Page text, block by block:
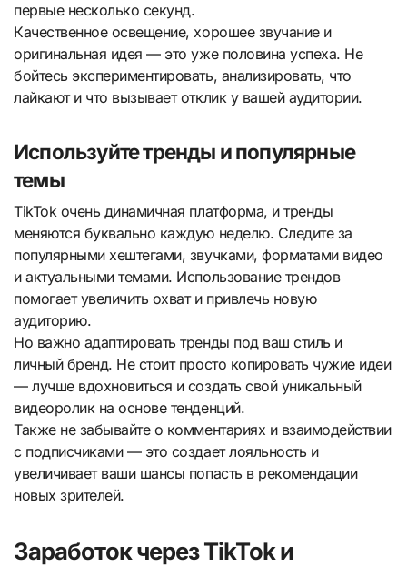
первые несколько секунд.
Качественное освещение, хорошее звучание и
оригинальная идея — это уже половина успеха. Не
бойтесь экспериментировать, анализировать, что
лайкают и что вызывает отклик у вашей аудитории.
Используйте тренды и популярные
темы
TikTok очень динамичная платформа, и тренды
меняются буквально каждую неделю. Следите за
популярными хештегами, звучками, форматами видео
и актуальными темами. Использование трендов
помогает увеличить охват и привлечь новую
аудиторию.
Но важно адаптировать тренды под ваш стиль и
личный бренд. Не стоит просто копировать чужие идеи
— лучше вдохновиться и создать свой уникальный
видеоролик на основе тенденций.
Также не забывайте о комментариях и взаимодействии
с подписчиками — это создает лояльность и
увеличивает ваши шансы попасть в рекомендации
новых зрителей.
Заработок через TikTok и